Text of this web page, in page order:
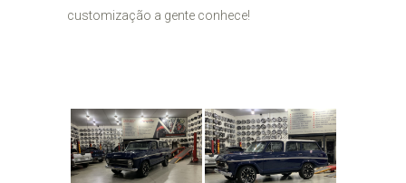
customização a gente conhece!